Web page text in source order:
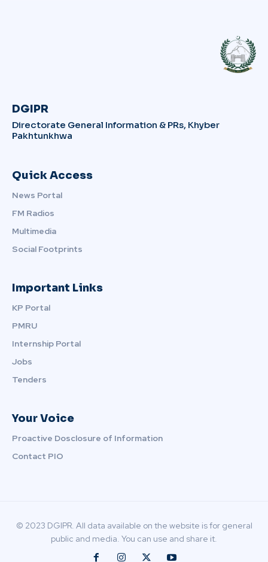
DGIPR
Directorate General Information & PRs, Khyber
Pakhtunkhwa
Quick Access
News Portal
FM Radios
Multimedia
Social Footprints
Important Links
KP Portal
PMRU
Internship Portal
Jobs
Tenders
Your Voice
Proactive Dosclosure of Information
Contact PIO
© 2023 DGIPR. All data available on the website is for general
public and media. You can use and share it.